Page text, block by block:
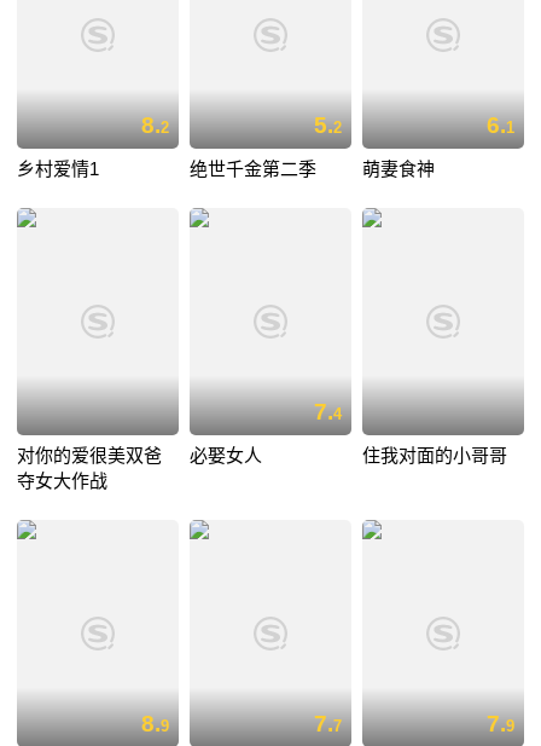
8.2
乡村爱情1
5.2
绝世千金第二季
6.1
萌妻食神
对你的爱很美双爸
夺女大作战
7.4
必娶女人 住我对面的小哥哥
8.9 7.7 7.9